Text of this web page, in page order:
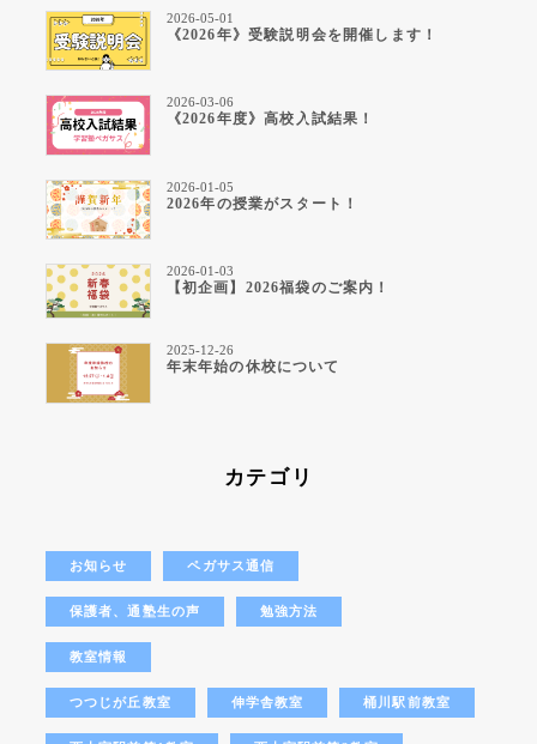
《2026年》受験説明会を開催します！
2026-05-01
《2026年度》高校入試結果！
2026-03-06
2026年の授業がスタート！
2026-01-05
【初企画】2026福袋のご案内！
2026-01-03
年末年始の休校について
2025-12-26
カテゴリ
お知らせ ペガサス通信
保護者、通塾生の声 勉強方法
教室情報
つつじが丘教室 伸学舎教室 桶川駅前教室